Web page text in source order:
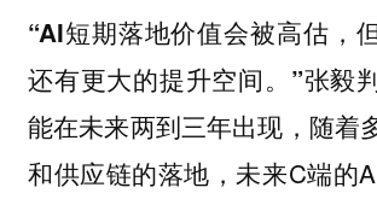
“AI短期落地价值会被高估，
还有更大的提升空间。”张毅
能在未来两到三年出现，随着
和供应链的落地，未来C端的